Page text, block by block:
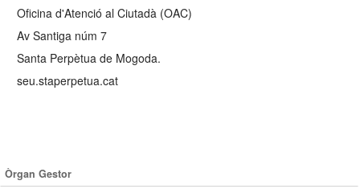
Oficina d'Atenció al Ciutadà (OAC)
Av Santiga núm 7
Santa Perpètua de Mogoda.
seu.staperpetua.cat
Òrgan Gestor